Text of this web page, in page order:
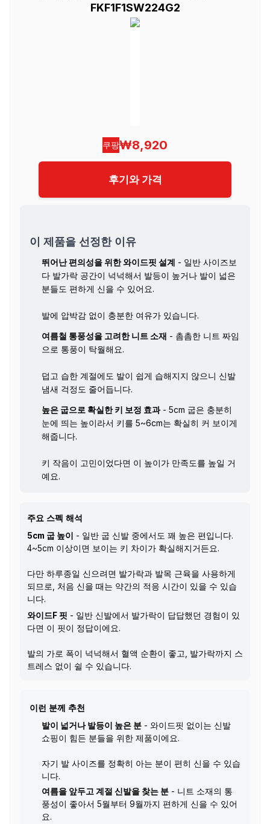
FKF1F1SW224G2
쿠팡₩8,920
후기와 가격
이 제품을 선정한 이유
뛰어난 편의성을 위한 와이드핏 설계 - 일반 사이즈보
다 발가락 공간이 넉넉해서 발등이 높거나 발이 넓은
분들도 편하게 신을 수 있어요.
발에 압박감 없이 충분한 여유가 있습니다.
여름철 통풍성을 고려한 니트 소재 - 촘촘한 니트 짜임
으로 통풍이 탁월해요.
덥고 습한 계절에도 발이 쉽게 습해지지 않으니 신발
냄새 걱정도 줄어듭니다.
높은 굽으로 확실한 키 보정 효과- 5cm 굽은 충분히
눈에 띄는 높이라서 키를 5~6cm는 확실히 커 보이게
해줍니다.
키 작음이 고민이었다면 이 높이가 만족도를 높일 거
예요.
주요 스펙 해석
5cm 굽 높이
- 일반 굽 신발 중에서도 꽤 높은 편입니다.
4~5cm 이상이면 보이는 키 차이가 확실해지거든요.
다만 하루종일 신으려면 발가락과 발목 근육을 사용하게
되므로, 처음 신을 때는 약간의 적응 시간이 있을 수 있습
니다.
와이드F 핏 - 일반 신발에서 발가락이 답답했던 경험이 있
다면 이 핏이 정답이에요.
발의 가로 폭이 넉넉해서 혈액 순환이 좋고, 발가락까지 스
트레스 없이 쉴 수 있습니다.
이런 분께 추천
발이 넓거나 발등이 높은 분 - 와이드핏 없이는 신발
쇼핑이 힘든 분들을 위한 제품이에요.
자기 발 사이즈를 정확히 아는 분이 편히 신을 수 있습
니다.
여름을 앞두고 계절 신발을 찾는 분 - 니트 소재의 통
풍성이 좋아서 5월부터 9월까지 편하게 신을 수 있어
요.